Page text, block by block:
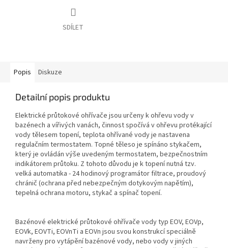
SDÍLET
Popis Diskuze
Detailní popis produktu
Elektrické průtokové ohřívače jsou určeny k ohřevu vody v
bazénech a vířivých vanách, činnost spočívá v ohřevu protékající
vody tělesem topení, teplota ohřívané vody je nastavena
regulačním termostatem. Topné těleso je spínáno stykačem,
který je ovládán výše uvedeným termostatem, bezpečnostním
indikátorem průtoku. Z tohoto důvodu je k topení nutná tzv.
velká automatika - 24 hodinový programátor filtrace, proudový
chránič (ochrana před nebezpečným dotykovým napětím),
tepelná ochrana motoru, stykač a spínač topení.
Bazénové elektrické průtokové ohřívače vody typ EOV, EOVp,
EOVk, EOVTi, EOVnTi a EOVn jsou svou konstrukcí speciálně
navrženy pro vytápění bazénové vody, nebo vody v jiných